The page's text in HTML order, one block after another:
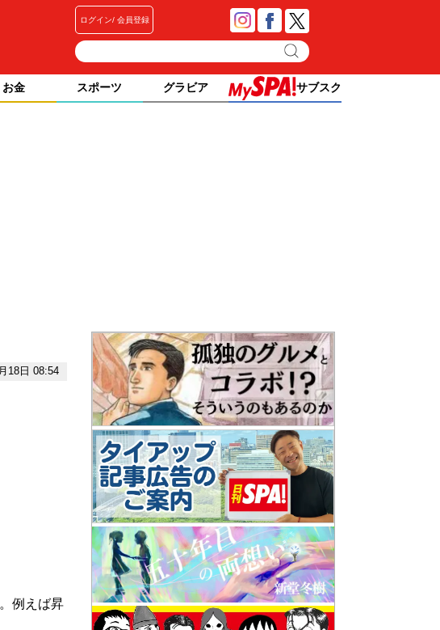
ログイン 会員登録
お金 スポーツ グラビア サブスク
18日 08:54
例えば昇